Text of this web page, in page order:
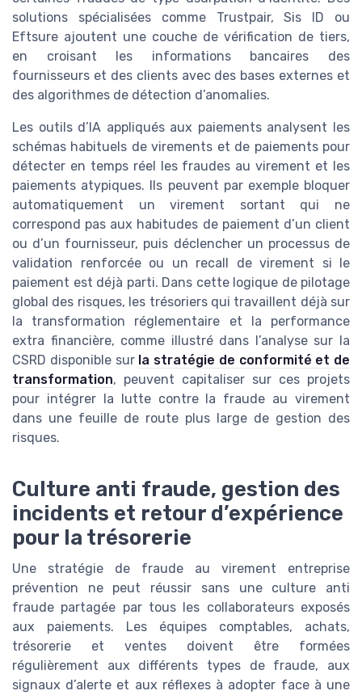
solutions spécialisées comme Trustpair, Sis ID ou
Eftsure ajoutent une couche de vérification de tiers,
en croisant les informations bancaires des
fournisseurs et des clients avec des bases externes et
des algorithmes de détection d’anomalies.
Les outils d’IA appliqués aux paiements analysent les
schémas habituels de virements et de paiements pour
détecter en temps réel les fraudes au virement et les
paiements atypiques. Ils peuvent par exemple bloquer
automatiquement un virement sortant qui ne
correspond pas aux habitudes de paiement d’un client
ou d’un fournisseur, puis déclencher un processus de
validation renforcée ou un recall de virement si le
paiement est déjà parti. Dans cette logique de pilotage
global des risques, les trésoriers qui travaillent déjà sur
la transformation réglementaire et la performance
extra financière, comme illustré dans l’analyse sur la
CSRD disponible sur la stratégie de conformité et de
transformation, peuvent capitaliser sur ces projets
pour intégrer la lutte contre la fraude au virement
dans une feuille de route plus large de gestion des
risques.
Culture anti fraude, gestion des
incidents et retour d’expérience
pour la trésorerie
Une stratégie de fraude au virement entreprise
prévention ne peut réussir sans une culture anti
fraude partagée par tous les collaborateurs exposés
aux paiements. Les équipes comptables, achats,
trésorerie et ventes doivent être formées
régulièrement aux différents types de fraude, aux
signaux d’alerte et aux réflexes à adopter face à une